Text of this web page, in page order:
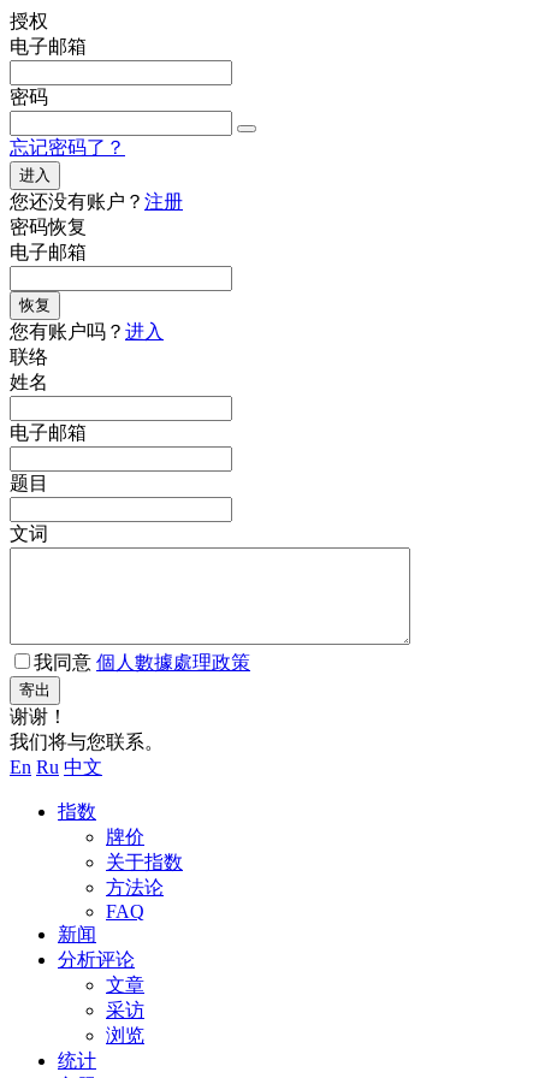
授权
电子邮箱
密码
忘记密码了？
进入
您还没有账户？ 注册
密码恢复
电子邮箱
恢复
您有账户吗？ 进入
联络
姓名
电子邮箱
题目
文词
我同意 個人數據處理政策
寄出
谢谢！
我们将与您联系。
En Ru 中文
指数
牌价
关于指数
方法论
FAQ
新闻
分析评论
文章
采访
浏览
统计